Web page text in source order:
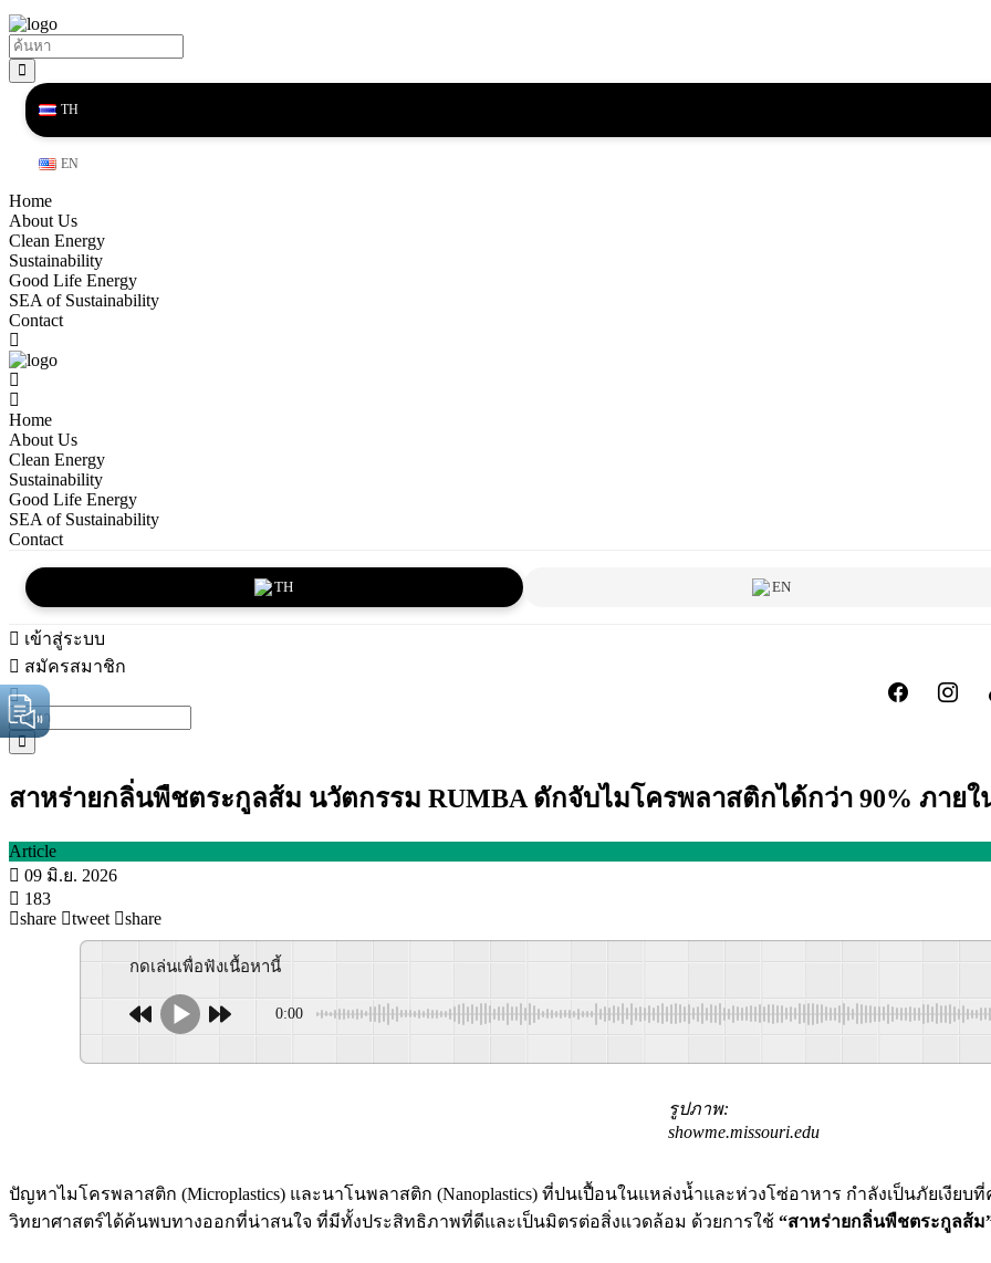
TH
EN
Home
About Us
Clean Energy
Sustainability
Good Life Energy
SEA of Sustainability
Contact
Home
About Us
Clean Energy
Sustainability
Good Life Energy
SEA of Sustainability
Contact
TH EN
เข้าสู่ระบบ
สมัครสมาชิก
สาหร่ายกลิ่นพืชตระกูลส้ม นวัตกรรม RUMBA ดักจับไมโครพลาสติกได้กว่า 90% ภายใ
Article
09 มิ.ย. 2026
183
share
tweet share
กดเล่นเพื่อฟังเนื้อหานี้
0:00
รูปภาพ:
showme.missouri.edu
ปัญหาไมโครพลาสติก (Microplastics) และนาโนพลาสติก (Nanoplastics) ที่ปนเปื้อนในแหล่งน้ำและห่วงโซ่อาหาร กำลังเป็นภัยเงี
วิทยาศาสตร์ได้ค้นพบทางออกที่น่าสนใจ ที่มีทั้งประสิทธิภาพที่ดีและเป็นมิตรต่อสิ่งแวดล้อม ด้วยการใช้ “สาหร่ายกลิ่นพืชตระกูลส้ม